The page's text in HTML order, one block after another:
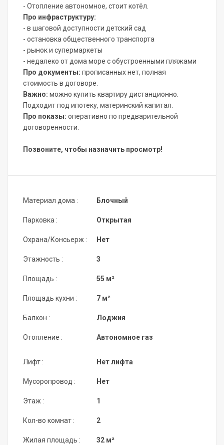
- Отопление автономное, стоит котёл.
Про инфраструктуру:
- в шаговой доступности детский сад
- остановка общественного транспорта
- рынок и супермаркеты
- недалеко от дома море с обустроенными пляжами
Про документы: прописанных нет, полная
стоимость в договоре.
Важно: можно купить квартиру дистанционно.
Подходит под ипотеку, материнский капитал.
Про показы: оперативно по предварительной
договоренности.
Позвоните, чтобы назначить просмотр!
Материал дома :
Парковка :
Охрана/Консьерж :
Этажность :
Площадь :
Площадь кухни :
Балкон :
Отопление :
Блочный
Открытая
Нет
3
55 м²
7 м²
Лоджия
Автономное газ
Лифт :
Мусоропровод :
Этаж :
Кол-во комнат :
Жилая площадь :
Нет лифта
Нет
1
2
32 м²